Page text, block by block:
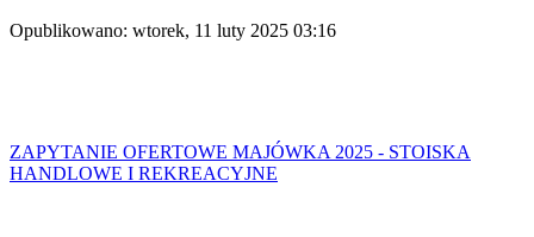
Opublikowano: wtorek, 11 luty 2025 03:16
ZAPYTANIE OFERTOWE MAJÓWKA 2025 - STOISKA
HANDLOWE I REKREACYJNE